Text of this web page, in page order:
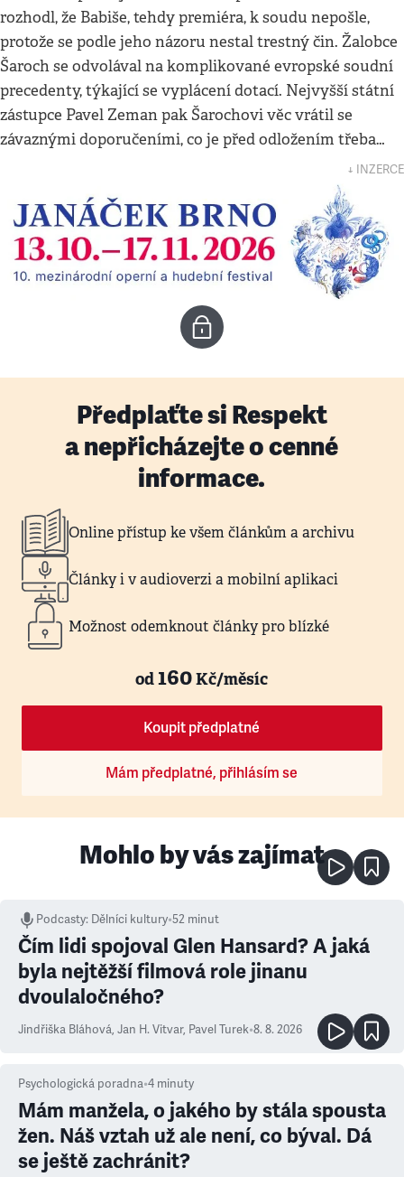
rozhodl, že Babiše, tehdy premiéra, k soudu nepošle,
protože se podle jeho názoru nestal trestný čin. Žalobce
Šaroch se odvolával na komplikované evropské soudní
precedenty, týkající se vyplácení dotací. Nejvyšší státní
zástupce Pavel Zeman pak Šarochovi věc vrátil se
závaznými doporučeními, co je před odložením třeba…
↓ INZERCE
Předplaťte si Respekt
a nepřicházejte o cenné
informace.
Online přístup ke všem článkům a archivu
Články i v audioverzi a mobilní aplikaci
Možnost odemknout články pro blízké
od160Kč/měsíc
Koupit předplatné
Mám předplatné, přihlásím se
Mohlo by vás zajímat
Podcasty: Dělníci kultury•52 minut
Čím lidi spojoval Glen Hansard? A jaká
byla nejtěžší filmová role jinanu
dvoulaločného?
Jindřiška Bláhová, Jan H. Vitvar, Pavel Turek•8. 8. 2026
Psychologická poradna•4 minuty
Mám manžela, o jakého by stála spousta
žen. Náš vztah už ale není, co býval. Dá
se ještě zachránit?